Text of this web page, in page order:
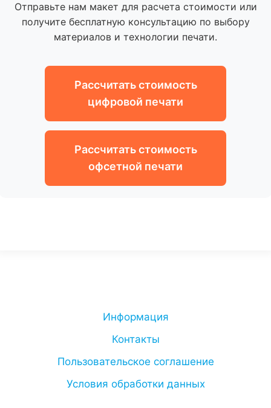
Отправьте нам макет для расчета стоимости или
получите бесплатную консультацию по выбору
материалов и технологии печати.
Рассчитать стоимость
цифровой печати
Рассчитать стоимость
офсетной печати
Информация
Контакты
Пользовательское соглашение
Условия обработки данных